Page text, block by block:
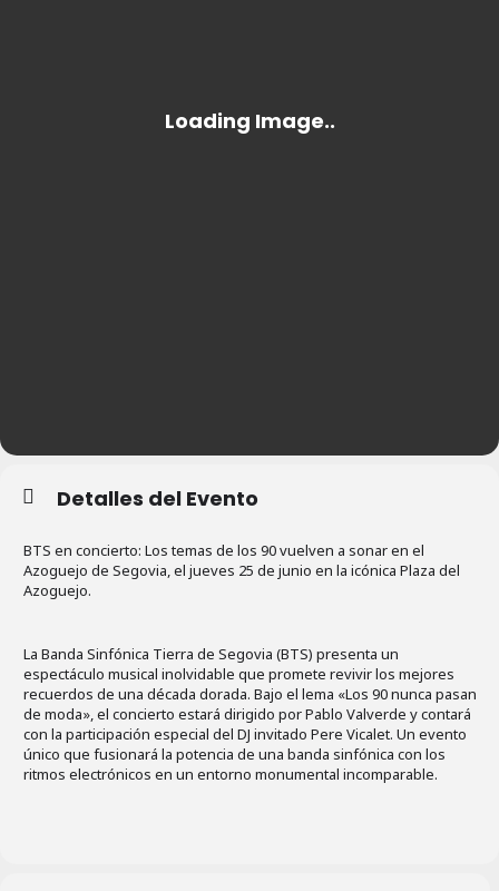
Detalles del Evento
BTS en concierto: Los temas de los 90 vuelven a sonar en el
Azoguejo de Segovia, el jueves 25 de junio en la icónica Plaza del
Azoguejo.
La Banda Sinfónica Tierra de Segovia (BTS) presenta un
espectáculo musical inolvidable que promete revivir los mejores
recuerdos de una década dorada. Bajo el lema «Los 90 nunca pasan
de moda», el concierto estará dirigido por Pablo Valverde y contará
con la participación especial del DJ invitado Pere Vicalet. Un evento
único que fusionará la potencia de una banda sinfónica con los
ritmos electrónicos en un entorno monumental incomparable.